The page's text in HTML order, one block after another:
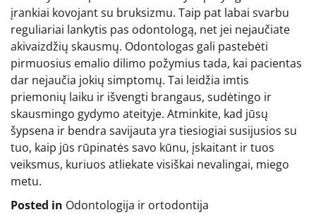
įrankiai kovojant su bruksizmu. Taip pat labai svarbu
reguliariai lankytis pas odontologą, net jei nejaučiate
akivaizdžių skausmų. Odontologas gali pastebėti
pirmuosius emalio dilimo požymius tada, kai pacientas
dar nejaučia jokių simptomų. Tai leidžia imtis
priemonių laiku ir išvengti brangaus, sudėtingo ir
skausmingo gydymo ateityje. Atminkite, kad jūsų
šypsena ir bendra savijauta yra tiesiogiai susijusios su
tuo, kaip jūs rūpinatės savo kūnu, įskaitant ir tuos
veiksmus, kuriuos atliekate visiškai nevalingai, miego
metu.
Posted in Odontologija ir ortodontija